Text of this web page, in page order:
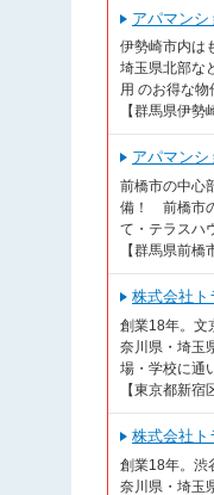
アパマン
伊勢崎市内は
埼玉県北部な
用 のお得な物
【群馬県伊勢
アパマン
前橋市の中心
備！ 前橋市
て・テラスハ
【群馬県前橋
株式会社
創業18年。文
奈川県・埼玉
場・学校に通
【東京都新宿
株式会社
創業18年。渋
奈川県・埼玉